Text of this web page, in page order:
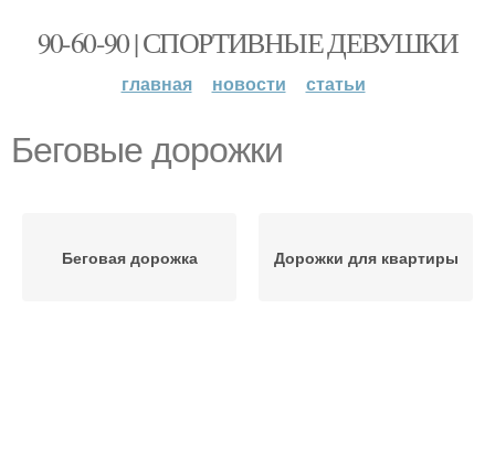
90-60-90 | СПОРТИВНЫЕ ДЕВУШКИ
главная новости статьи
Беговые дорожки
Беговая дорожка Дорожки для квартиры